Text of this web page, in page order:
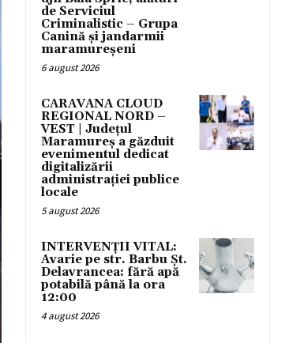
de Serviciul
Criminalistic – Grupa
Canină și jandarmii
maramureșeni
6 august 2026
CARAVANA CLOUD
REGIONAL NORD –
VEST | Județul
Maramureș a găzduit
evenimentul dedicat
digitalizării
administrației publice
locale
5 august 2026
INTERVENȚII VITAL:
Avarie pe str. Barbu Șt.
Delavrancea: fără apă
potabilă până la ora
12:00
4 august 2026